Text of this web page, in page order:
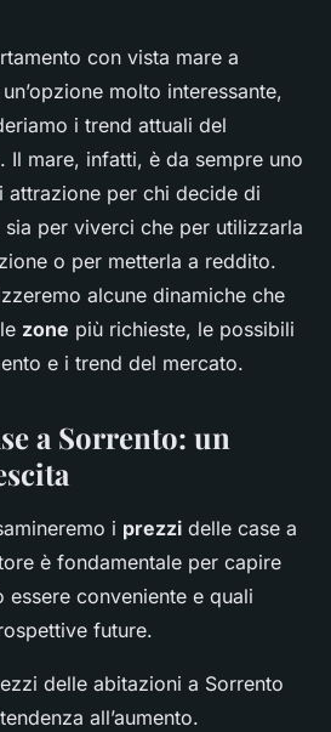
sfruttare i
immobiliare
in un
con vista mare a
con vista mare a
molto interessante,
i trend attuali del
Il mare, infatti, è da sempre uno
per chi decide di
sia per viverci che per utilizzarla
o per metterla a reddito.
alcune dinamiche che
zone più richieste, le possibili
e i trend del mercato.
a Sorrento: un
i prezzi delle case a
è fondamentale per capire
essere conveniente e quali
future.
delle abitazioni a Sorrento
all’aumento.